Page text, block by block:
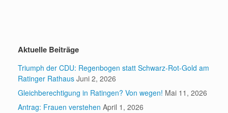
Aktuelle Beiträge
Triumph der CDU: Regenbogen statt Schwarz-Rot-Gold am
Ratinger Rathaus Juni 2, 2026
Gleichberechtigung in Ratingen? Von wegen! Mai 11, 2026
Antrag: Frauen verstehen April 1, 2026